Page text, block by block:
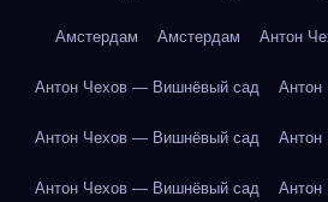
Амстердам Амстердам Антон
Антон Чехов — Вишнёвый сад
Антон Чехов — Вишнёвый сад
Антон Чехов — Вишнёвый сад